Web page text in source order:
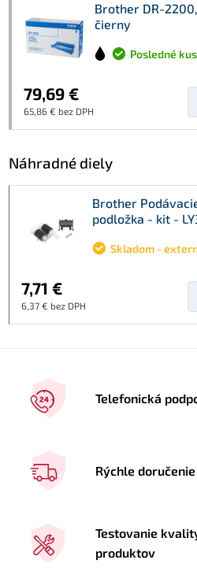
Brother DR-
čierny
Posledné
79,69 €
65,86 € bez DPH
Náhradné diely
Brother
podložka - kit -
Skladom -
7,71 €
6,37 € bez DPH
Telefonická
Rýchle
Testovanie
produktov